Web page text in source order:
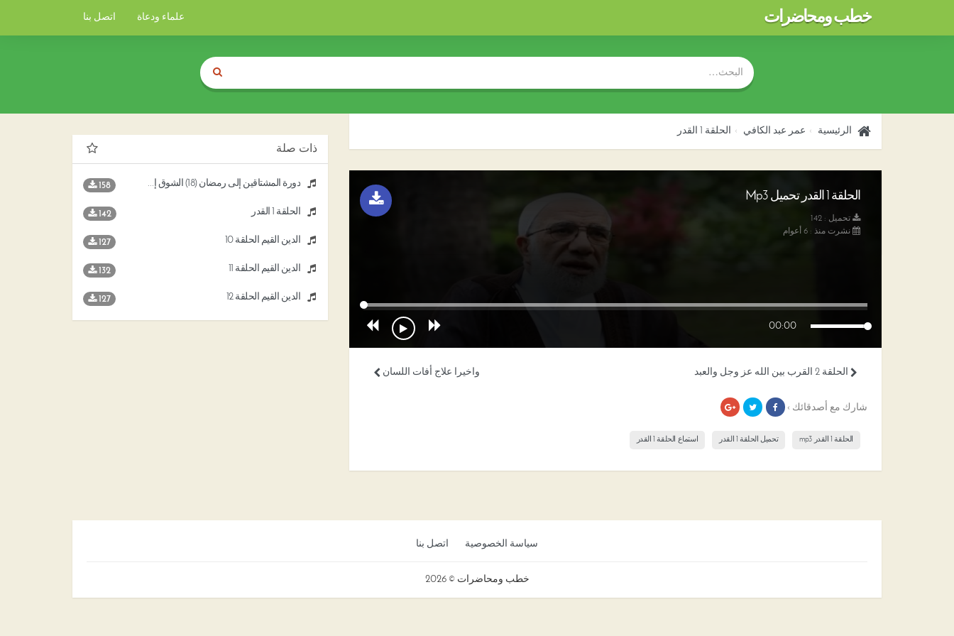
خطب ومحاضرات علماء ودعاة اتصل بنا
الرئيسية عمر عبد الكافي الحلقة 1 القدر
الحلقة 1 القدر تحميل Mp3
تحميل : 142
نشرت منذ : 6 أعوام
00:00
واخيرا علاج أفات اللسان الحلقة 2 القرب بين الله عز وجل والعبد
شارك مع أصدقائك ›
الحلقة 1 القدر mp3 تحميل الحلقة 1 القدر استماع الحلقة 1 القدر
ذات صلة
دورة المشتاقين إلى رمضان (18) الشوق إلى ليلة القدر 158
الحلقة 1 القدر 142
الدين القيم الحلقة 10 127
الدين القيم الحلقة 11 132
الدين القيم الحلقة 12 127
سياسة الخصوصية اتصل بنا
خطب ومحاضرات © 2026